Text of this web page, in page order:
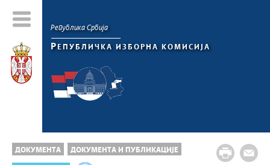
Република Србија
Р ЕПУБЛИЧКА ИЗБОРНА КОМИСИЈА
ДОКУМЕНТА ДОКУМЕНТА И ПУБЛИКАЦИЈЕ